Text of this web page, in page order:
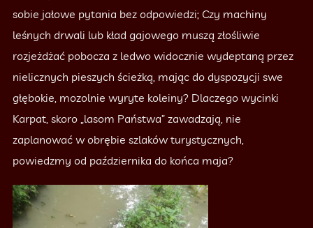
sobie jałowe pytania bez odpowiedzi; Czy machiny
leśnych drwali lub kład gajowego muszą złośliwie
rozjeżdżać pobocza z ledwo widocznie wydeptaną przez
nielicznych pieszych ścieżką, mając do dyspozycji swe
głębokie, mozolnie wyryte koleiny? Dlaczego wycinki
Karpat, skoro „lasom Państwa” zawadzają, nie
zaplanować w obrębie szlaków turystycznych,
powiedzmy od października do końca maja?